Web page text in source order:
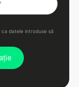
datele introduse să